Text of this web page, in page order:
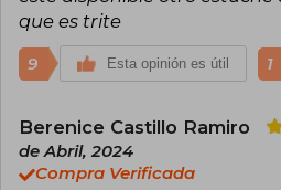
que es trite
9 Esta opinión es útil 1
Berenice Castillo Ramiro
de Abril, 2024
Compra Verificada